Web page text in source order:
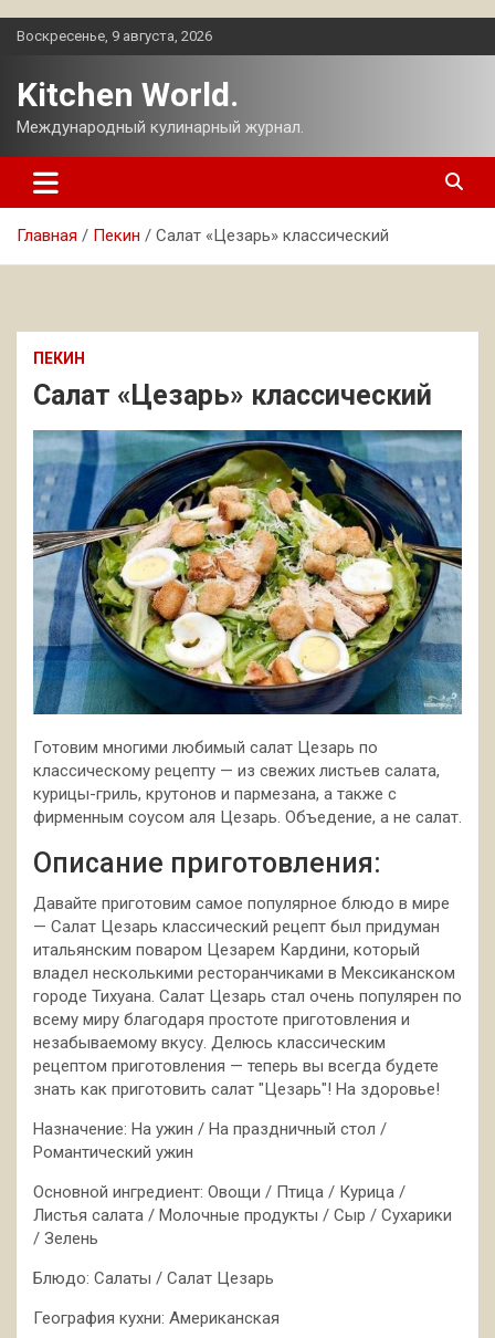
Перейти
Воскресенье, 9 августа, 2026
Kitchen World.
Международный кулинарный журнал.
Главная Пекин Салат «Цезарь» классический
ПЕКИН
Салат «Цезарь» классический
Готовим многими любимый салат Цезарь по
классическому рецепту — из свежих листьев салата,
курицы-гриль, крутонов и пармезана, а также с
фирменным соусом аля Цезарь. Объедение, а не салат.
Описание приготовления:
Давайте приготовим самое популярное блюдо в мире
— Салат Цезарь классический рецепт был придуман
итальянским поваром Цезарем Кардини, который
владел несколькими ресторанчиками в Мексиканском
городе Тихуана. Салат Цезарь стал очень популярен по
всему миру благодаря простоте приготовления и
незабываемому вкусу. Делюсь классическим
рецептом приготовления — теперь вы всегда будете
знать как приготовить салат "Цезарь"! На здоровье!
Назначение: На ужин / На праздничный стол /
Романтический ужин
Основной ингредиент: Овощи / Птица / Курица /
Листья салата / Молочные продукты / Сыр / Сухарики
/ Зелень
Блюдо: Салаты / Салат Цезарь
География кухни: Американская